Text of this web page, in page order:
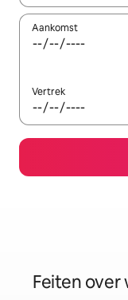
Aankomst
Vertrek
Feiten over